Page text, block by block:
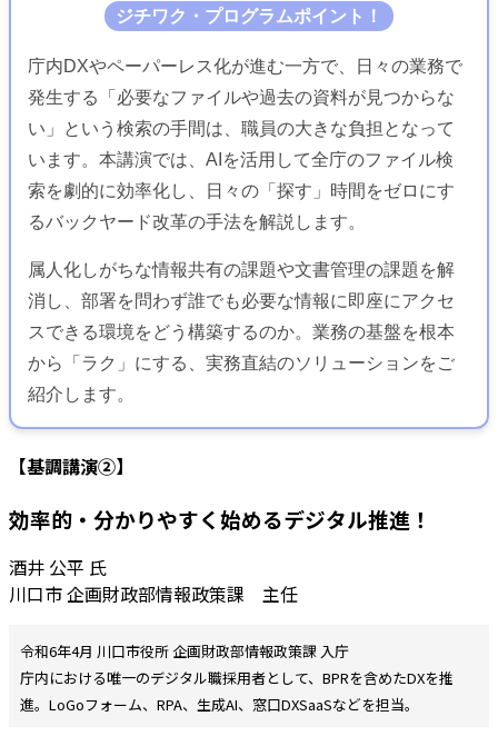
ジチワク・プログラムポイント！
庁内DXやペーパーレス化が進む一方で、日々の業務で
発生する「必要なファイルや過去の資料が見つからな
い」という検索の手間は、職員の大きな負担となって
います。本講演では、AIを活用して全庁のファイル検
索を劇的に効率化し、日々の「探す」時間をゼロにす
るバックヤード改革の手法を解説します。
属人化しがちな情報共有の課題や文書管理の課題を解
消し、部署を問わず誰でも必要な情報に即座にアクセ
スできる環境をどう構築するのか。業務の基盤を根本
から「ラク」にする、実務直結のソリューションをご
紹介します。
【基調講演②】
効率的・分かりやすく始めるデジタル推進！
酒井 公平 氏
川口市 企画財政部情報政策課 主任
令和6年4月 川口市役所 企画財政部情報政策課 入庁
庁内における唯一のデジタル職採用者として、BPRを含めたDXを推
進。LoGoフォーム、RPA、生成AI、窓口DXSaaSなどを担当。